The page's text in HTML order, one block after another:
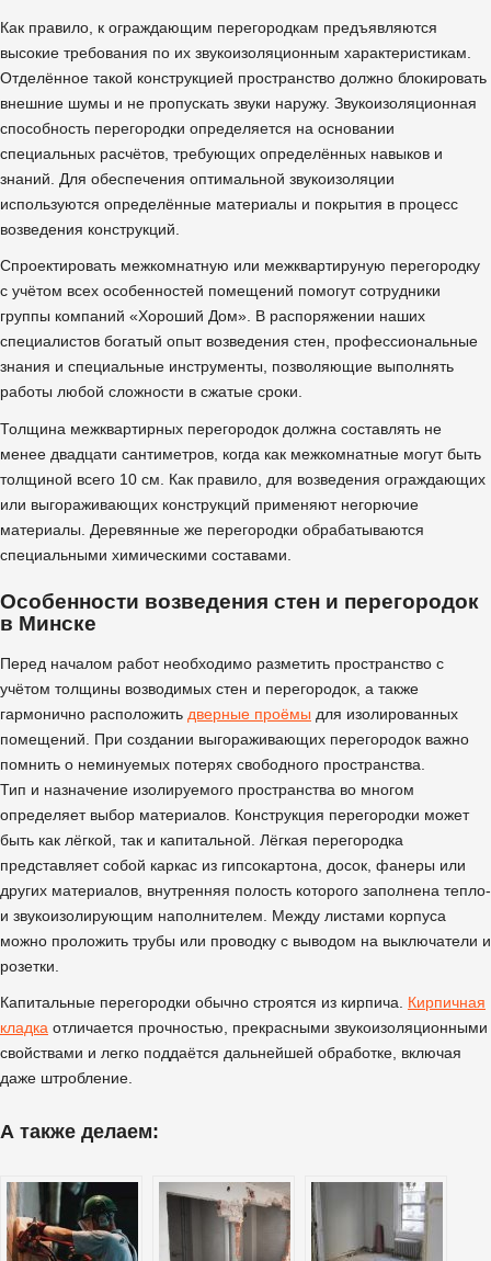
Как правило, к ограждающим перегородкам предъявляются
высокие требования по их звукоизоляционным характеристикам.
Отделённое такой конструкцией пространство должно блокировать
внешние шумы и не пропускать звуки наружу. Звукоизоляционная
способность перегородки определяется на основании
специальных расчётов, требующих определённых навыков и
знаний. Для обеспечения оптимальной звукоизоляции
используются определённые материалы и покрытия в процесс
возведения конструкций.
Спроектировать межкомнатную или межквартируную перегородку
с учётом всех особенностей помещений помогут сотрудники
группы компаний «Хороший Дом». В распоряжении наших
специалистов богатый опыт возведения стен, профессиональные
знания и специальные инструменты, позволяющие выполнять
работы любой сложности в сжатые сроки.
Толщина межквартирных перегородок должна составлять не
менее двадцати сантиметров, когда как межкомнатные могут быть
толщиной всего 10 см. Как правило, для возведения ограждающих
или выгораживающих конструкций применяют негорючие
материалы. Деревянные же перегородки обрабатываются
специальными химическими составами.
Особенности возведения стен и перегородок
в Минске
Перед началом работ необходимо разметить пространство с
учётом толщины возводимых стен и перегородок, а также
гармонично расположить дверные проёмы для изолированных
помещений. При создании выгораживающих перегородок важно
помнить о неминуемых потерях свободного пространства.
Тип и назначение изолируемого пространства во многом
определяет выбор материалов. Конструкция перегородки может
быть как лёгкой, так и капитальной. Лёгкая перегородка
представляет собой каркас из гипсокартона, досок, фанеры или
других материалов, внутренняя полость которого заполнена тепло-
и звукоизолирующим наполнителем. Между листами корпуса
можно проложить трубы или проводку с выводом на выключатели и
розетки.
Капитальные перегородки обычно строятся из кирпича. Кирпичная
кладка отличается прочностью, прекрасными звукоизоляционными
свойствами и легко поддаётся дальнейшей обработке, включая
даже штробление.
А также делаем: